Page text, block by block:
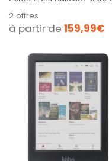
Sombre / Entièrement
étanche*norme IPX8.
2 offres
à partir de 159,99€